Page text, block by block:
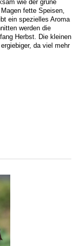
wie der grüne
fette Speisen,
ein spezielles Aroma
werden die
Herbst. Die kleinen
da viel mehr